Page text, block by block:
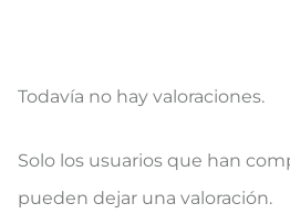
V
a
Todavía no hay valoraciones.
Solo los usuarios que han
pueden dejar una valoración.